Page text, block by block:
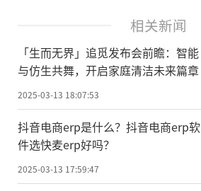
相关新闻
「生而无界」追觅发布会前瞻：智能
与仿生共舞，开启家庭清洁未来篇章
2025-03-13 18:07:53
抖音电商erp是什么？抖音电商erp软
件选快麦erp好吗？
2025-03-13 17:59:47